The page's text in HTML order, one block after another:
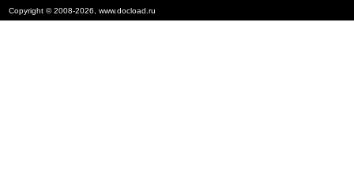
Copyright © 2008-2026, www.docload.ru